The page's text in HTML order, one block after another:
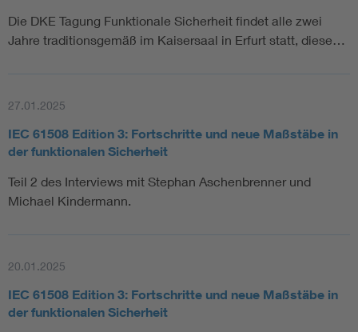
Die DKE Tagung Funktionale Sicherheit findet alle zwei
Jahre traditionsgemäß im Kaisersaal in Erfurt statt, diese…
27.01.2025
IEC 61508 Edition 3: Fortschritte und neue Maßstäbe in
der funktionalen Sicherheit
Teil 2 des Interviews mit Stephan Aschenbrenner und
Michael Kindermann.
20.01.2025
IEC 61508 Edition 3: Fortschritte und neue Maßstäbe in
der funktionalen Sicherheit